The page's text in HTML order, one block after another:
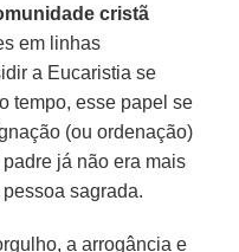
cristã
em linhas
a Eucaristia se
tempo, esse papel se
(ou ordenação)
já não era mais
sagrada.
a arrogância e